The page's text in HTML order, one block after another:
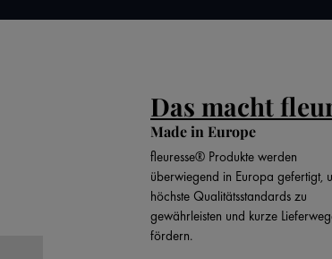
Das macht
Made in Europe
fleuresse® Produkte werden
überwiegend in Europa gefertigt,
höchste Qualitätsstandards zu
gewährleisten und kurze
fördern.